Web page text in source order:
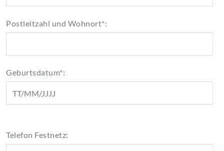
Postleitzahl und Wohnort*:
Geburtsdatum*:
Telefon Festnetz: